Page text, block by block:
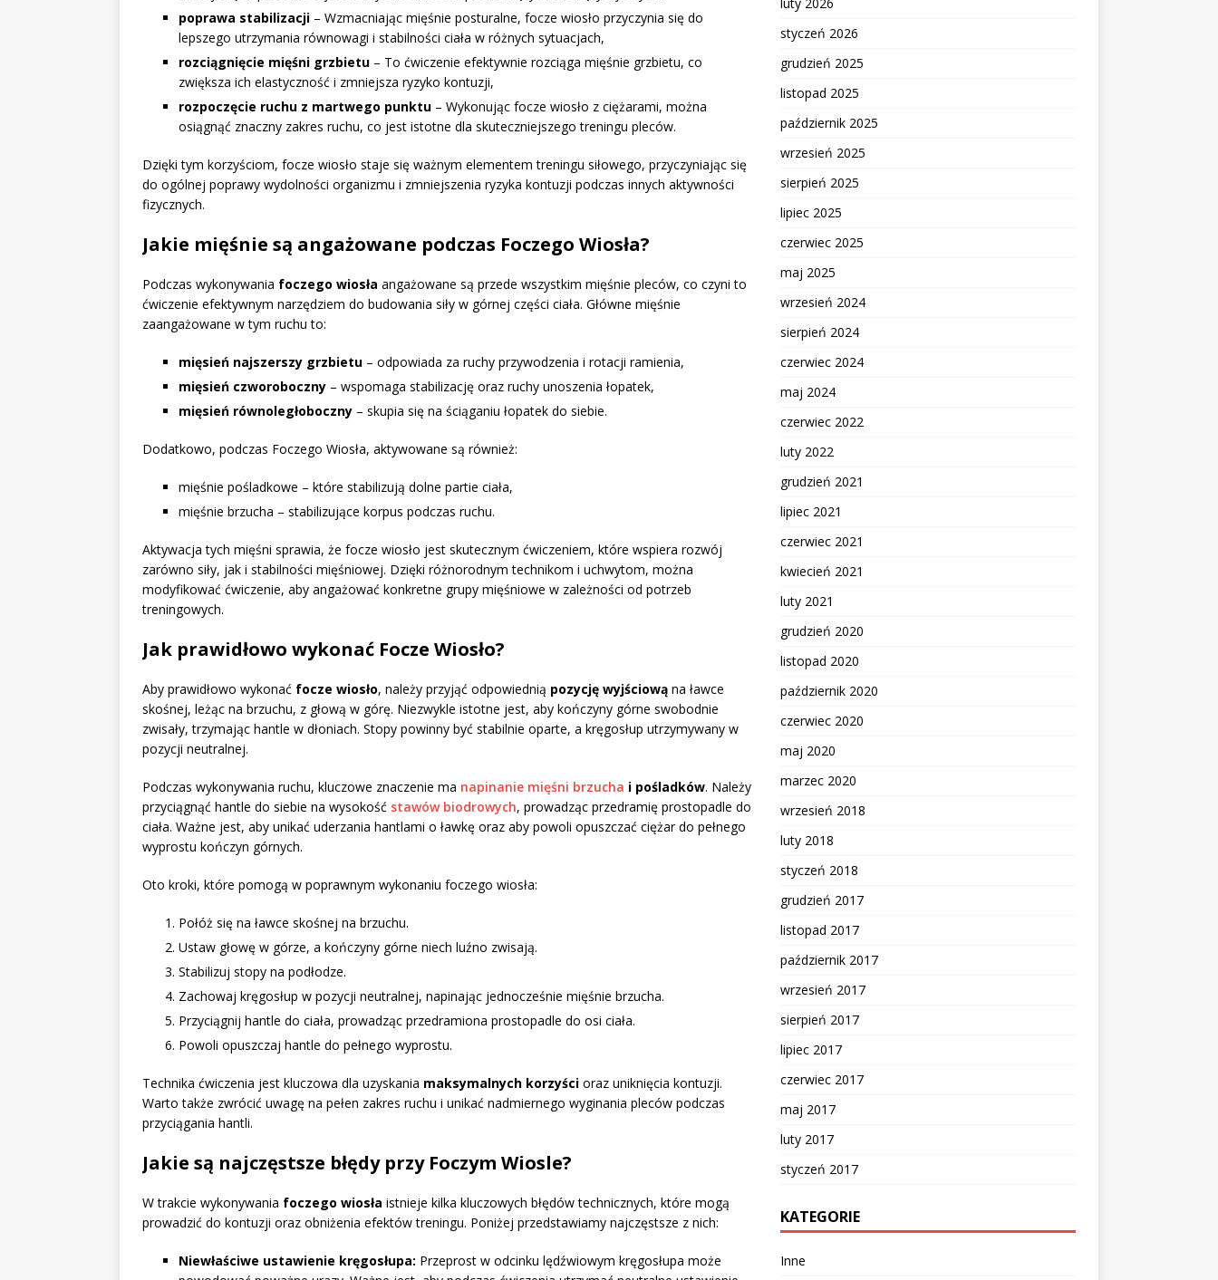
poprawa stabilizacji – Wzmacniając mięśnie posturalne, focze wiosło przyczynia się do
lepszego utrzymania równowagi i stabilności ciała w różnych sytuacjach,
rozciągnięcie mięśni grzbietu – To ćwiczenie efektywnie rozciąga mięśnie grzbietu, co
zwiększa ich elastyczność i zmniejsza ryzyko kontuzji,
rozpoczęcie ruchu z martwego punktu – Wykonując focze wiosło z ciężarami, można
osiągnąć znaczny zakres ruchu, co jest istotne dla skuteczniejszego treningu pleców.
Dzięki tym korzyściom, focze wiosło staje się ważnym elementem treningu siłowego, przyczyniając się
do ogólnej poprawy wydolności organizmu i zmniejszenia ryzyka kontuzji podczas innych aktywności
fizycznych.
Jakie mięśnie są angażowane podczas Foczego Wiosła?
Podczas wykonywania foczego wiosła angażowane są przede wszystkim mięśnie pleców, co czyni to
ćwiczenie efektywnym narzędziem do budowania siły w górnej części ciała. Główne mięśnie
zaangażowane w tym ruchu to:
mięsień najszerszy grzbietu – odpowiada za ruchy przywodzenia i rotacji ramienia,
mięsień czworoboczny – wspomaga stabilizację oraz ruchy unoszenia łopatek,
mięsień równoległoboczny – skupia się na ściąganiu łopatek do siebie.
Dodatkowo, podczas Foczego Wiosła, aktywowane są również:
mięśnie pośladkowe – które stabilizują dolne partie ciała,
mięśnie brzucha – stabilizujące korpus podczas ruchu.
Aktywacja tych mięśni sprawia, że focze wiosło jest skutecznym ćwiczeniem, które wspiera rozwój
zarówno siły, jak i stabilności mięśniowej. Dzięki różnorodnym technikom i uchwytom, można
modyfikować ćwiczenie, aby angażować konkretne grupy mięśniowe w zależności od potrzeb
treningowych.
Jak prawidłowo wykonać Focze Wiosło?
Aby prawidłowo wykonać focze wiosło, należy przyjąć odpowiednią pozycję wyjściową na ławce
skośnej, leżąc na brzuchu, z głową w górę. Niezwykle istotne jest, aby kończyny górne swobodnie
zwisały, trzymając hantle w dłoniach. Stopy powinny być stabilnie oparte, a kręgosłup utrzymywany w
pozycji neutralnej.
Podczas wykonywania ruchu, kluczowe znaczenie ma napinanie mięśni brzucha i pośladków. Należy
przyciągnąć hantle do siebie na wysokość stawów biodrowych, prowadząc przedramię prostopadle do
ciała. Ważne jest, aby unikać uderzania hantlami o ławkę oraz aby powoli opuszczać ciężar do pełnego
wyprostu kończyn górnych.
Oto kroki, które pomogą w poprawnym wykonaniu foczego wiosła:
Połóż się na ławce skośnej na brzuchu.
Ustaw głowę w górze, a kończyny górne niech luźno zwisają.
Stabilizuj stopy na podłodze.
Zachowaj kręgosłup w pozycji neutralnej, napinając jednocześnie mięśnie brzucha.
Przyciągnij hantle do ciała, prowadząc przedramiona prostopadle do osi ciała.
Powoli opuszczaj hantle do pełnego wyprostu.
Technika ćwiczenia jest kluczowa dla uzyskania maksymalnych korzyści oraz uniknięcia kontuzji.
Warto także zwrócić uwagę na pełen zakres ruchu i unikać nadmiernego wyginania pleców podczas
przyciągania hantli.
Jakie są najczęstsze błędy przy Foczym Wiosle?
W trakcie wykonywania foczego wiosła istnieje kilka kluczowych błędów technicznych, które mogą
prowadzić do kontuzji oraz obniżenia efektów treningu. Poniżej przedstawiamy najczęstsze z nich:
Niewłaściwe ustawienie kręgosłupa: Przeprost w odcinku lędźwiowym kręgosłupa może
styczeń 2026
grudzień 2025
listopad 2025
październik 2025
wrzesień 2025
sierpień 2025
lipiec 2025
czerwiec 2025
maj 2025
wrzesień 2024
sierpień 2024
czerwiec 2024
maj 2024
czerwiec 2022
luty 2022
grudzień 2021
lipiec 2021
czerwiec 2021
kwiecień 2021
luty 2021
grudzień 2020
listopad 2020
październik 2020
czerwiec 2020
maj 2020
marzec 2020
wrzesień 2018
luty 2018
styczeń 2018
grudzień 2017
listopad 2017
październik 2017
wrzesień 2017
sierpień 2017
lipiec 2017
czerwiec 2017
maj 2017
luty 2017
styczeń 2017
KATEGORIE
Inne